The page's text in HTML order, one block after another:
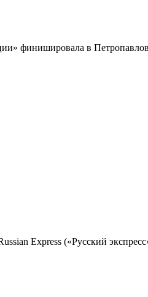
финишировала в
Express («Русский